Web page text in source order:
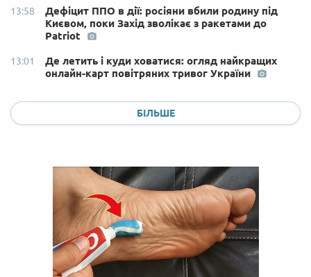
13:58
Дефіцит ППО в дії: росіяни вбили родину під
Києвом, поки Захід зволікає з ракетами до
Patriot
13:01
Де летить і куди ховатися: огляд найкращих
онлайн-карт повітряних тривог України
БІЛЬШЕ